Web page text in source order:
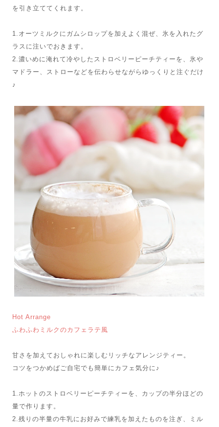
を引き立ててくれます。
1.オーツミルクにガムシロップを加えよく混ぜ、氷を入れたグ
ラスに注いでおきます。
2.濃いめに淹れて冷やしたストロベリーピーチティーを、氷や
マドラー、ストローなどを伝わらせながらゆっくりと注ぐだけ
♪
Hot Arrange
ふわふわミルクのカフェラテ風
甘さを加えておしゃれに楽しむリッチなアレンジティー。
コツをつかめばご自宅でも簡単にカフェ気分に♪
1.ホットのストロベリーピーチティーを、カップの半分ほどの
量で作ります。
2.残りの半量の牛乳にお好みで練乳を加えたものを注ぎ、ミル